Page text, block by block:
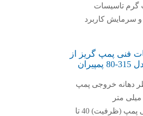
گرم تاسیسات
سرمایش کاربرد
فنی پمپ گریز از
دهانه خروجی پمپ
دبی پمپ (ظرفیت) 40 تا